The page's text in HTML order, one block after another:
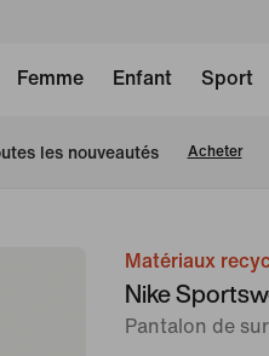
Femme Enfant Sport
les nouveautés Acheter
image 1Matériaux
Nike
Pantalon de